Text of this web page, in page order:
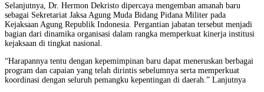
Selanjutnya, Dr. Hermon Dekristo dipercaya mengemban amanah baru
sebagai Sekretariat Jaksa Agung Muda Bidang Pidana Militer pada
Kejaksaan Agung Republik Indonesia. Pergantian jabatan tersebut menjadi
bagian dari dinamika organisasi dalam rangka memperkuat kinerja institusi
kejaksaan di tingkat nasional.
“Harapannya tentu dengan kepemimpinan baru dapat meneruskan berbagai
program dan capaian yang telah dirintis sebelumnya serta memperkuat
koordinasi dengan seluruh pemangku kepentingan di daerah.” Lanjutnya